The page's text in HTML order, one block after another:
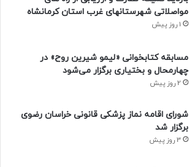
مواصلاتی شهرستانهای غرب استان کرمانشاه
1 روز پیش
مسابقه کتابخوانی «لیمو شیرین روح» در
چهارمحال و بختیاری برگزار می‌شود
2 روز پیش
شورای اقامه نماز پزشکی قانونی خراسان رضوی
برگزار شد
3 روز پیش